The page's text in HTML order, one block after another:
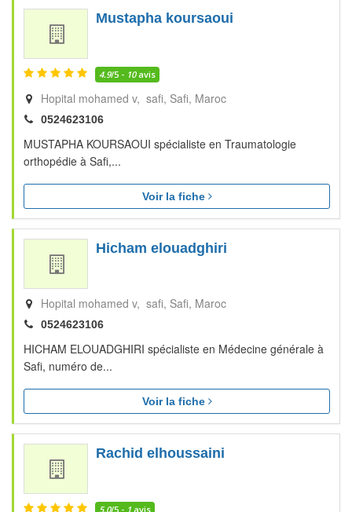
Mustapha koursaoui
4.9/5 - 10avis
Hopital mohamed v, safi Safi Maroc
0524623106
MUSTAPHA KOURSAOUI spécialiste en Traumatologie
orthopédie à Safi,...
Voir la fiche
Hicham elouadghiri
Hopital mohamed v, safi Safi Maroc
0524623106
HICHAM ELOUADGHIRI spécialiste en Médecine générale à
Safi, numéro de...
Voir la fiche
Rachid elhoussaini
5.0/5 - 1 avis